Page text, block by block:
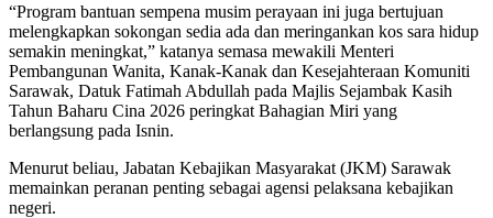
“Program bantuan sempena musim perayaan ini juga bertujuan
melengkapkan sokongan sedia ada dan meringankan kos sara hidup
semakin meningkat,” katanya semasa mewakili Menteri
Pembangunan Wanita, Kanak-Kanak dan Kesejahteraan Komuniti
Sarawak, Datuk Fatimah Abdullah pada Majlis Sejambak Kasih
Tahun Baharu Cina 2026 peringkat Bahagian Miri yang
berlangsung pada Isnin.
Menurut beliau, Jabatan Kebajikan Masyarakat (JKM) Sarawak
memainkan peranan penting sebagai agensi pelaksana kebajikan
negeri.